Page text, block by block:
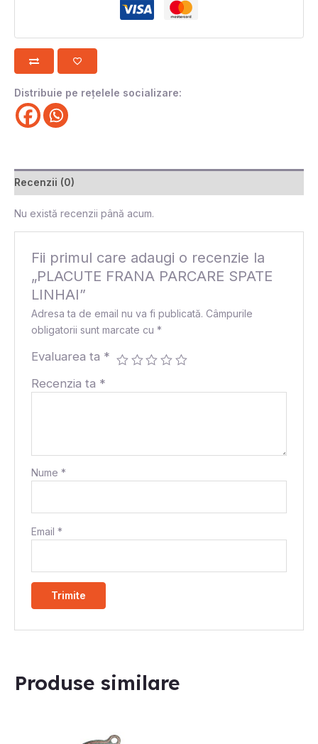
Distribuie pe rețelele socializare:
Recenzii (0)
Nu există recenzii până acum.
Fii primul care adaugi o recenzie la
„PLACUTE FRANA PARCARE SPATE
LINHAI”
Adresa ta de email nu va fi publicată. Câmpurile
obligatorii sunt marcate cu*
Evaluarea ta *
Recenzia ta *
Nume*
Email*
Produse similare